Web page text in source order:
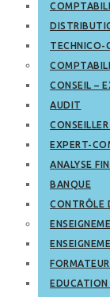
TECHNICO-
CONSEIL –
AUDIT
EXPERT-
ANALYSE
BANQUE
CONTRÔLE
EDUCATION